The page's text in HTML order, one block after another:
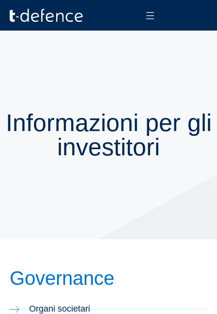
Informazioni per gli
investitori
Governance
Organi societari